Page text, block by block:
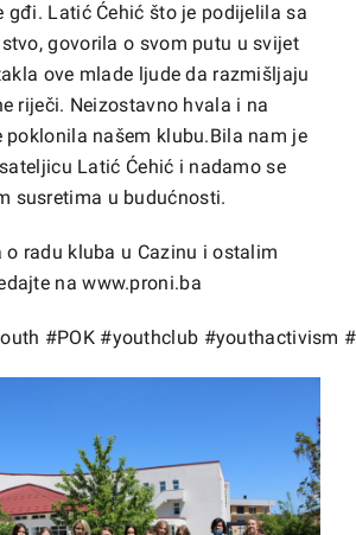
gđi. Latić Ćehić što je podijelila sa
govorila o svom putu u svijet
ove mlade ljude da razmišljaju
riječi. Neizostavno hvala i na
poklonila našem klubu.Bila nam je
Latić Ćehić i nadamo se
susretima u budućnosti.
radu kluba u Cazinu i ostalim
nawww.proni.ba
#POK #youthclub #youthactivism